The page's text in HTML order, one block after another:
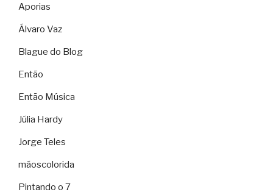
Aporias
Álvaro Vaz
Blague do Blog
Então
Então Música
Júlia Hardy
Jorge Teles
mãoscolorida
Pintando o 7